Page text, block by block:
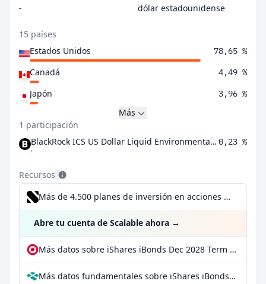
-
dólar estadounidense
15 países
Estados Unidos
78,65 %
Canadá 4,49 %
Japón 3,96 %
Más
1 participación
BlackRock ICS US Dollar Liquid Environmentally Aware Fund Agency Inc 0,23 %
Recursos
Más de 4.500 planes de inversión en acciones desde 1 €
Abre tu cuenta de Scalable ahora →
Más datos sobre iShares iBonds Dec 2028 Term $ Corp UCITS ETF USD Inc en extraETF
Más datos fundamentales sobre iShares iBonds Dec 2028 Term $ Corp UCITS ETF USD Inc en Parqet